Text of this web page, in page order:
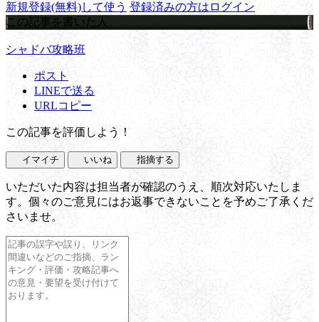
新規登録(無料)して使う 登録済みの方はログイン
この記事を書いた人
シャドバ攻略班
ポスト
LINEで送る
URLコピー
この記事を評価しよう！
イマイチ いいね 指摘する
いただいた内容は担当者が確認のうえ、順次対応いたしま
す。個々のご意見にはお返事できないことを予めご了承くだ
さいませ。